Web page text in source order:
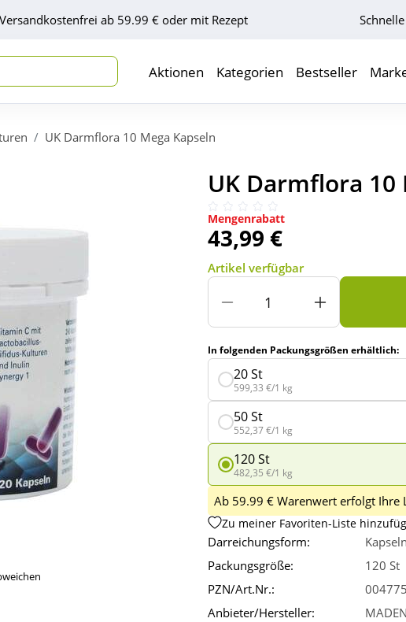
Versandkostenfrei ab 59.99 € oder mit Rezept
Aktionen Kategorien Bestseller
UK Darmflora 10 Mega Kapseln
UK Darmflora 10
Mengenrabatt
43,99 €
Artikel verfügbar
In folgenden Packungsgrößen erhältlich:
20 St
599,33 €/1 kg
50 St
552,37 €/1 kg
120 St
482,35 €/1 kg
Ab 59.99 € Warenwert erfolgt Ihre
Zu meiner Favoriten-Liste
Darreichungsform:
Kapseln
Packungsgröße:
120 St
PZN/Art.Nr.:
Anbieter/Hersteller: